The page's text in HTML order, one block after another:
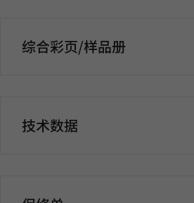
综合彩页/样品册
技术数据